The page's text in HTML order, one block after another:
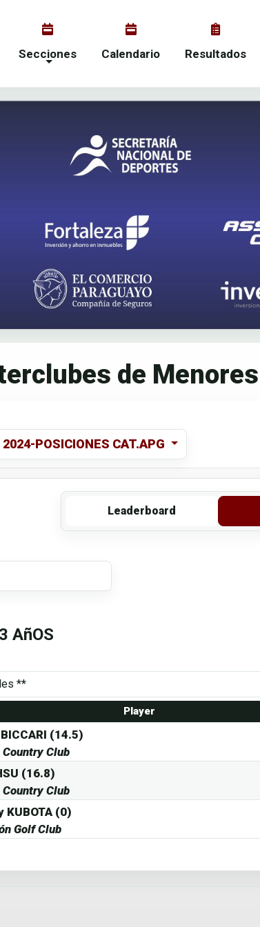
Secciones Calendario Resultados
de Menores
POSICIONES CAT.APG
Leaderboard
AñOS
Player
(14.5)
Country Club
(16.8)
Country Club
KUBOTA (0)
Golf Club